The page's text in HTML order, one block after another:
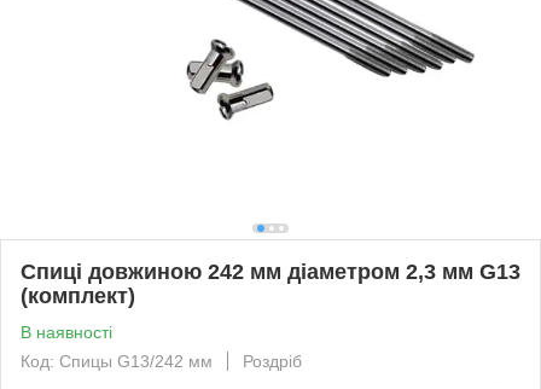
Спиці довжиною 242 мм діаметром 2,3 мм G13
(комплект)
В наявності
Код: Спицы G13/242 мм
Роздріб